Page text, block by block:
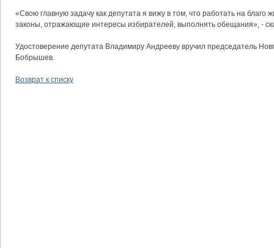
«Свою главную задачу как депутата я вижу в том, что работать на благо
законы, отражающие интересы избирателей, выполнять обещания», -
Удостоверение депутата Владимиру Андрееву вручил председатель
Бобрышев.
Возврат к списку